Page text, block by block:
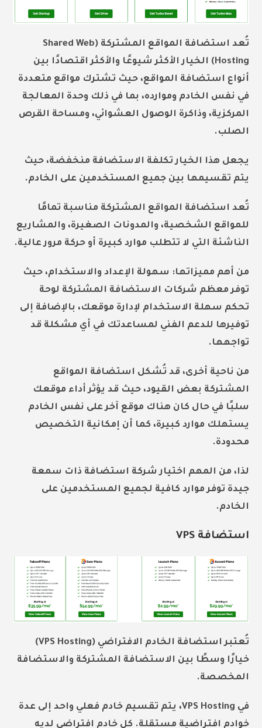
تُعد استضافة المواقع المشتركة (Shared Web
Hosting) الخيار الأكثر شيوعًا والأكثر اقتصادًا بين
أنواع استضافة المواقع، حيث تشترك مواقع متعددة
في نفس الخادم وموارده، بما في ذلك وحدة المعالجة
المركزية، وذاكرة الوصول العشوائي، ومساحة القرص
الصلب.
يجعل هذا الخيار تكلفة الاستضافة منخفضة، حيث
يتم تقسيمها بين جميع المستخدمين على الخادم.
تُعد استضافة المواقع المشتركة مناسبة تمامًا
للمواقع الشخصية، والمدونات الصغيرة، والمشاريع
الناشئة التي لا تتطلب موارد كبيرة أو حركة مرور عالية.
من أهم مميزاتها: سهولة الإعداد والاستخدام، حيث
توفر معظم شركات الاستضافة المشتركة لوحة
تحكم سهلة الاستخدام لإدارة موقعك، بالإضافة إلى
توفيرها للدعم الفني لمساعدتك في أي مشكلة قد
تواجهها.
من ناحية أخرى، قد تُشكل استضافة المواقع
المشتركة بعض القيود، حيث قد يؤثر أداء موقعك
سلبًا في حال كان هناك موقع آخر على نفس الخادم
يستهلك موارد كبيرة، كما أن إمكانية التخصيص
محدودة.
لذا، من المهم اختيار شركة استضافة ذات سمعة
جيدة توفر موارد كافية لجميع المستخدمين على
الخادم.
استضافة VPS
تُعتبر استضافة الخادم الافتراضي (VPS Hosting)
خيارًا وسطًا بين الاستضافة المشتركة والاستضافة
المخصصة.
في VPS Hosting، يتم تقسيم خادم فعلي واحد إلى عدة
خوادم افتراضية مستقلة. كل خادم افتراضي لديه